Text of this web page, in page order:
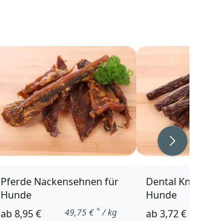
Pferde Nackensehnen für
Hunde
ab 8,95 € 49,75 € * / kg
Dental
Hunde
ab 3,72 €
Weiter